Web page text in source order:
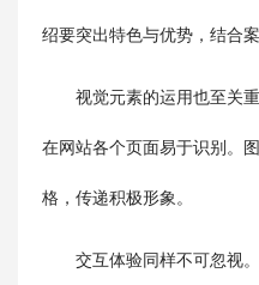
绍要突出特色与优势，结合
视觉元素的运用也至关
在网站各个页面易于识别。
格，传递积极形象。
交互体验同样不可忽视